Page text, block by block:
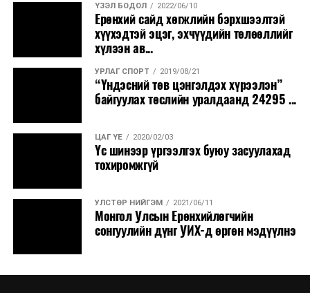
ҮЗЭЛ БОДОЛ 2022/06/10
Ерөнхий сайд хөгжлийн бэрхшээлтэй
хүүхэдтэй эцэг, эхчүүдийн төлөөллийг
хүлээн ав...
УРЛАГ СПОРТ 2019/08/21
“Үндэсний төв цэнгэлдэх хүрээлэн”
байгуулах төслийн уралдаанд 24295 ...
ЦАГ ҮЕ 2020/02/03
Үс шинээр үргээлгэх буюу засуулахад
тохиромжгүй
УЛСТӨР НИЙГЭМ 2021/06/11
Монгол Улсын Ерөнхийлөгчийн
сонгуулийн дүнг УИХ-д өргөн мэдүүлнэ